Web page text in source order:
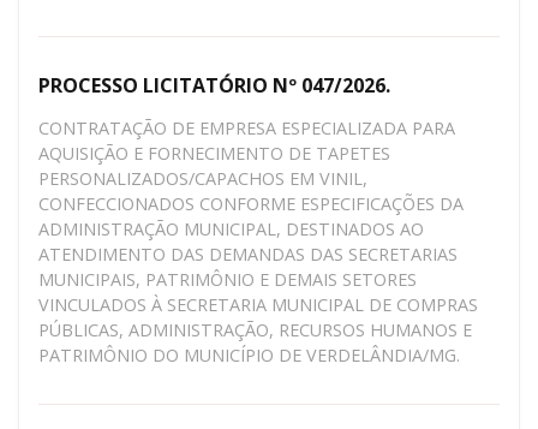
PROCESSO LICITATÓRIO Nº 047/2026.
CONTRATAÇÃO DE EMPRESA ESPECIALIZADA PARA
AQUISIÇÃO E FORNECIMENTO DE TAPETES
PERSONALIZADOS/CAPACHOS EM VINIL,
CONFECCIONADOS CONFORME ESPECIFICAÇÕES DA
ADMINISTRAÇÃO MUNICIPAL, DESTINADOS AO
ATENDIMENTO DAS DEMANDAS DAS SECRETARIAS
MUNICIPAIS, PATRIMÔNIO E DEMAIS SETORES
VINCULADOS À SECRETARIA MUNICIPAL DE COMPRAS
PÚBLICAS, ADMINISTRAÇÃO, RECURSOS HUMANOS E
PATRIMÔNIO DO MUNICÍPIO DE VERDELÂNDIA/MG.